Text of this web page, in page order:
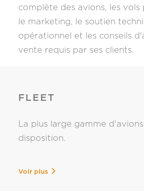
complète des avions, les vols
le marketing, le soutien
opérationnel et les conseils
vente requis par ses clients.
FLEET
La plus large gamme
disposition.
Voir plus